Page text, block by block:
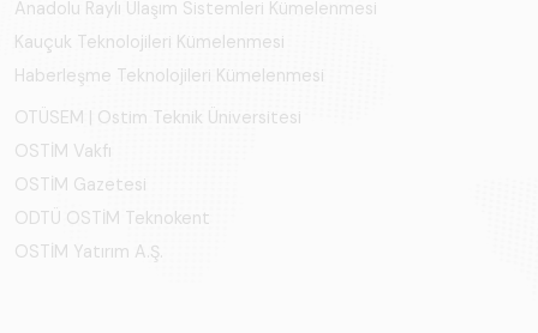
Anadolu Raylı Ulaşım Sistemleri Kümelenmesi
Kauçuk Teknolojileri Kümelenmesi
Haberleşme Teknolojileri Kümelenmesi
OTÜSEM | Ostim Teknik Üniversitesi
OSTİM Vakfı
OSTİM Gazetesi
ODTÜ OSTİM Teknokent
OSTİM Yatırım A.Ş.